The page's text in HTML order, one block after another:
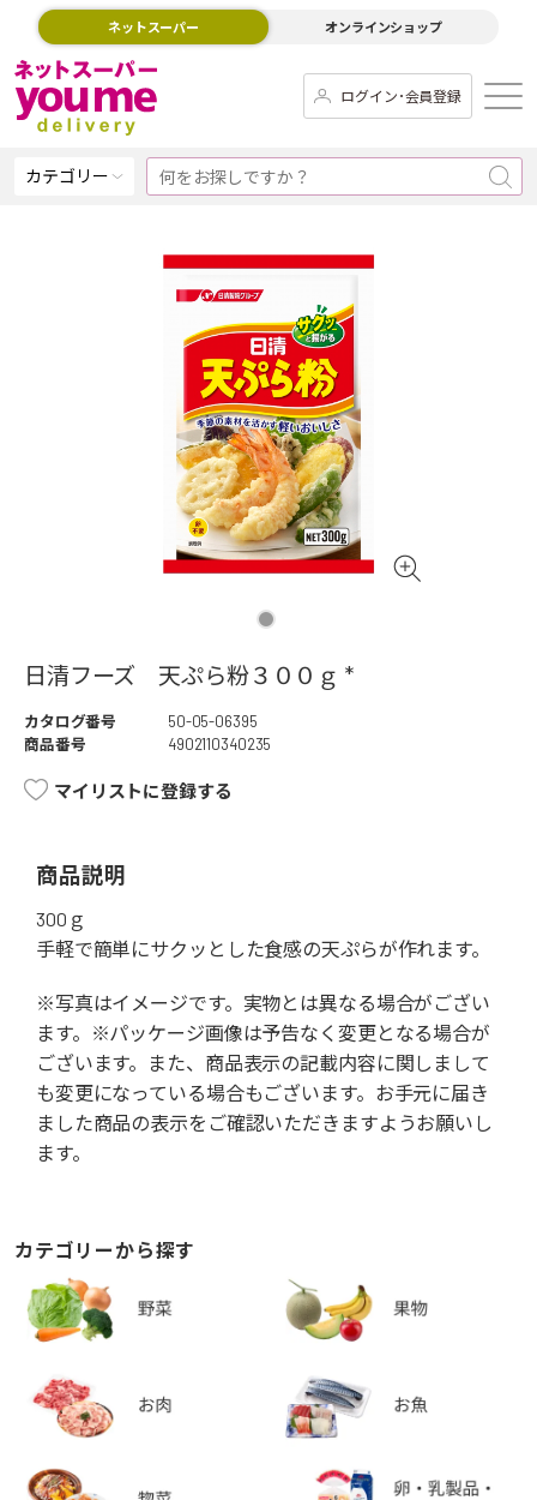
ネットスーパー オンラインショップ
ログイン･会員登録
カテゴリー
日清フーズ 天ぷら粉３００ｇ *
カタログ番号
50-05-06395
商品番号
4902110340235
マイリストに登録する
商品説明
300ｇ
手軽で簡単にサクッとした食感の天ぷらが作れます。
※写真はイメージです。実物とは異なる場合がござい
ます。※パッケージ画像は予告なく変更となる場合が
ございます。また、商品表示の記載内容に関しまして
も変更になっている場合もございます。お手元に届き
ました商品の表示をご確認いただきますようお願いし
ます。
カテゴリーから探す